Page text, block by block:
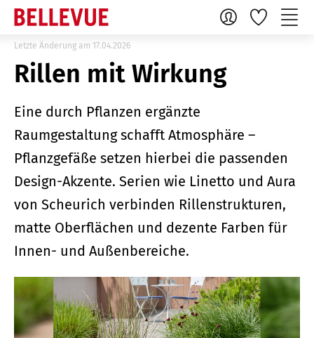
Letzte Änderung am 17.04.2026
Rillen mit Wirkung
Eine durch Pflanzen ergänzte
Raumgestaltung schafft Atmosphäre –
Pflanzgefäße setzen hierbei die passenden
Design-Akzente. Serien wie Linetto und Aura
von Scheurich verbinden Rillenstrukturen,
matte Oberflächen und dezente Farben für
Innen- und Außenbereiche.